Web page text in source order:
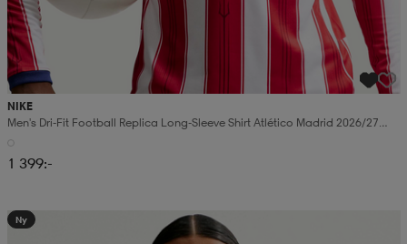
NIKE
Men's Dri-Fit Football Replica Long-Sleeve Shirt Atlético Madrid 2026/27
1 399:-
Ny